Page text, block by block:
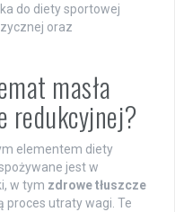
do diety sportowej
oraz
masła
redukcyjnej?
elementem diety
jest w
w tym zdrowe tłuszcze
proces utraty wagi. Te